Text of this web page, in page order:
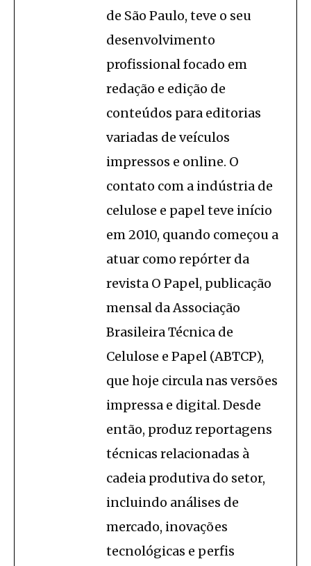
de São Paulo, teve o seu
desenvolvimento
profissional focado em
redação e edição de
conteúdos para editorias
variadas de veículos
impressos e online. O
contato com a indústria de
celulose e papel teve início
em 2010, quando começou a
atuar como repórter da
revista O Papel, publicação
mensal da Associação
Brasileira Técnica de
Celulose e Papel (ABTCP),
que hoje circula nas versões
impressa e digital. Desde
então, produz reportagens
técnicas relacionadas à
cadeia produtiva do setor,
incluindo análises de
mercado, inovações
tecnológicas e perfis